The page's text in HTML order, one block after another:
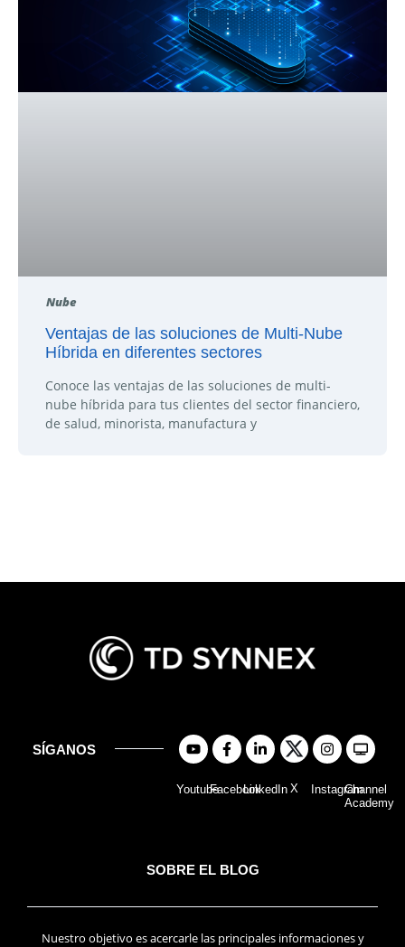
Nube
Ventajas de las soluciones de Multi-Nube
Híbrida en diferentes sectores
Conoce las ventajas de las soluciones de multi-
nube híbrida para tus clientes del sector financiero,
de salud, minorista, manufactura y
SÍGANOS
YoutubeFacebookLinkedIn X InstagramChannel
Academy
SOBRE EL BLOG
Nuestro objetivo es acercarle las principales informaciones y